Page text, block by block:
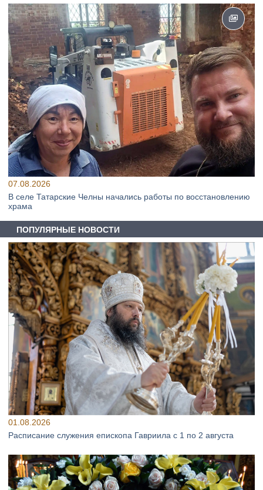
07.08.2026
В селе Татарские Челны начались работы по восстановлению
храма
ПОПУЛЯРНЫЕ НОВОСТИ
01.08.2026
Расписание служения епископа Гавриила с 1 по 2 августа